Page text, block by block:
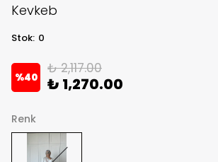
Kevkeb
Stok: 0
%40
₺ 2,117.00
₺ 1,270.00
Renk